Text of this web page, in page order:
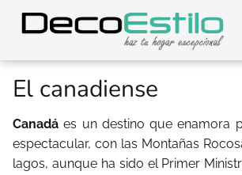
El canadiense
Canadá es un destino que enamora
espectacular, con las Montañas
lagos, aunque ha sido el Primer